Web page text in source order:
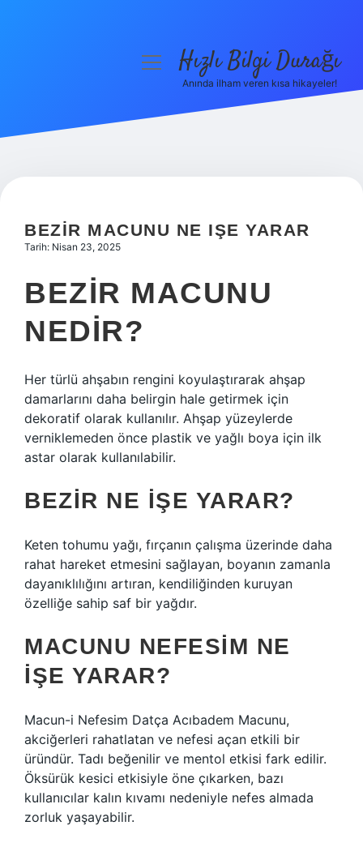
Hakkımızda
menüyüHızlı Bilgi Durağı
Anında ilham veren kısa hikayeler!
BEZIR MACUNU NE IŞE YARAR
Tarih: Nisan 23, 2025
BEZIR MACUNU
NEDIR?
Her türlü ahşabın rengini koyulaştırarak ahşap
damarlarını daha belirgin hale getirmek için
dekoratif olarak kullanılır. Ahşap yüzeylerde
verniklemeden önce plastik ve yağlı boya için ilk
astar olarak kullanılabilir.
BEZIR NE IŞE YARAR?
Keten tohumu yağı, fırçanın çalışma üzerinde daha
rahat hareket etmesini sağlayan, boyanın zamanla
dayanıklılığını artıran, kendiliğinden kuruyan
özelliğe sahip saf bir yağdır.
MACUNU NEFESIM NE
IŞE YARAR?
Macun-i Nefesim Datça Acıbadem Macunu,
akciğerleri rahatlatan ve nefesi açan etkili bir
üründür. Tadı beğenilir ve mentol etkisi fark edilir.
Öksürük kesici etkisiyle öne çıkarken, bazı
kullanıcılar kalın kıvamı nedeniyle nefes almada
zorluk yaşayabilir.